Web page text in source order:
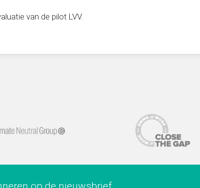
van de pilot LVV.